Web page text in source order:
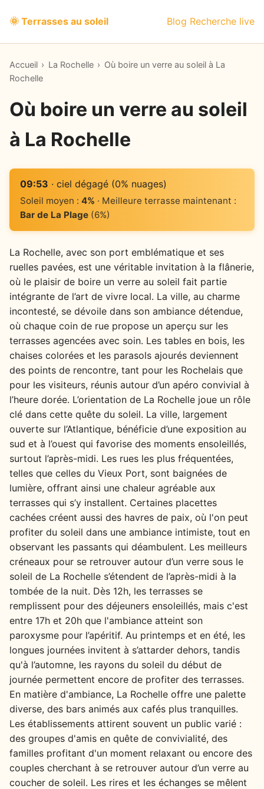
🌞 Terrasses au soleil Blog Recherche live
Accueil › La Rochelle › Où boire un verre au soleil à La
Rochelle
Où boire un verre au soleil
à La Rochelle
09:53 · ciel dégagé (0% nuages)
Soleil moyen : 4% · Meilleure terrasse maintenant :
Bar de La Plage(6%)
La Rochelle, avec son port emblématique et ses
ruelles pavées, est une véritable invitation à la flânerie,
où le plaisir de boire un verre au soleil fait partie
intégrante de l’art de vivre local. La ville, au charme
incontesté, se dévoile dans son ambiance détendue,
où chaque coin de rue propose un aperçu sur les
terrasses agencées avec soin. Les tables en bois, les
chaises colorées et les parasols ajourés deviennent
des points de rencontre, tant pour les Rochelais que
pour les visiteurs, réunis autour d’un apéro convivial à
l’heure dorée. L’orientation de La Rochelle joue un rôle
clé dans cette quête du soleil. La ville, largement
ouverte sur l’Atlantique, bénéficie d’une exposition au
sud et à l’ouest qui favorise des moments ensoleillés,
surtout l’après-midi. Les rues les plus fréquentées,
telles que celles du Vieux Port, sont baignées de
lumière, offrant ainsi une chaleur agréable aux
terrasses qui s’y installent. Certaines placettes
cachées créent aussi des havres de paix, où l'on peut
profiter du soleil dans une ambiance intimiste, tout en
observant les passants qui déambulent. Les meilleurs
créneaux pour se retrouver autour d’un verre sous le
soleil de La Rochelle s’étendent de l’après-midi à la
tombée de la nuit. Dès 12h, les terrasses se
remplissent pour des déjeuners ensoleillés, mais c'est
entre 17h et 20h que l'ambiance atteint son
paroxysme pour l’apéritif. Au printemps et en été, les
longues journées invitent à s’attarder dehors, tandis
qu'à l’automne, les rayons du soleil du début de
journée permettent encore de profiter des terrasses.
En matière d'ambiance, La Rochelle offre une palette
diverse, des bars animés aux cafés plus tranquilles.
Les établissements attirent souvent un public varié :
des groupes d'amis en quête de convivialité, des
familles profitant d'un moment relaxant ou encore des
couples cherchant à se retrouver autour d’un verre au
coucher de soleil. Les rires et les échanges se mêlent